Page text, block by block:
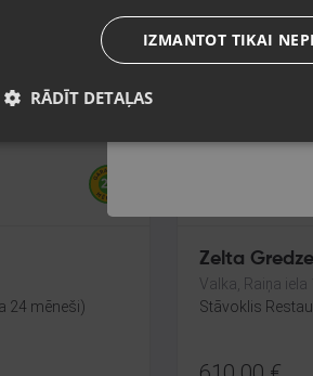
24 mēneši)
Zelta
Valka, Raiņa iela
Stāvoklis
Latviešu /
IZMANTOT TIKAI
RĀDĪT DETAĻAS